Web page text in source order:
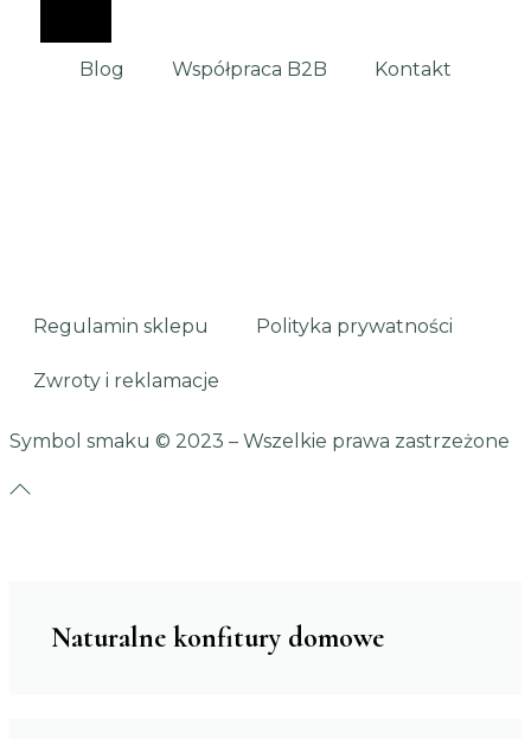
Blog Współpraca B2B Kontakt
Symbol smaku © 2023 – Wszelkie prawa zastrzeżone
Regulamin sklepu Polityka prywatności
Zwroty i reklamacje
Naturalne konfitury domowe